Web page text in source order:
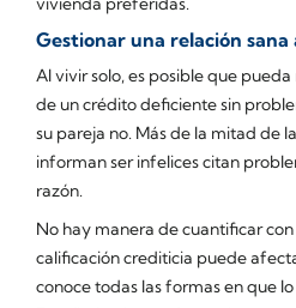
Gestionar una relación sana
Al vivir solo, es posible que
de un crédito deficiente sin
su pareja no. Más de la mitad de
informan ser infelices citan
razón.
No hay manera de cuantificar
calificación crediticia puede
conoce todas las formas en que